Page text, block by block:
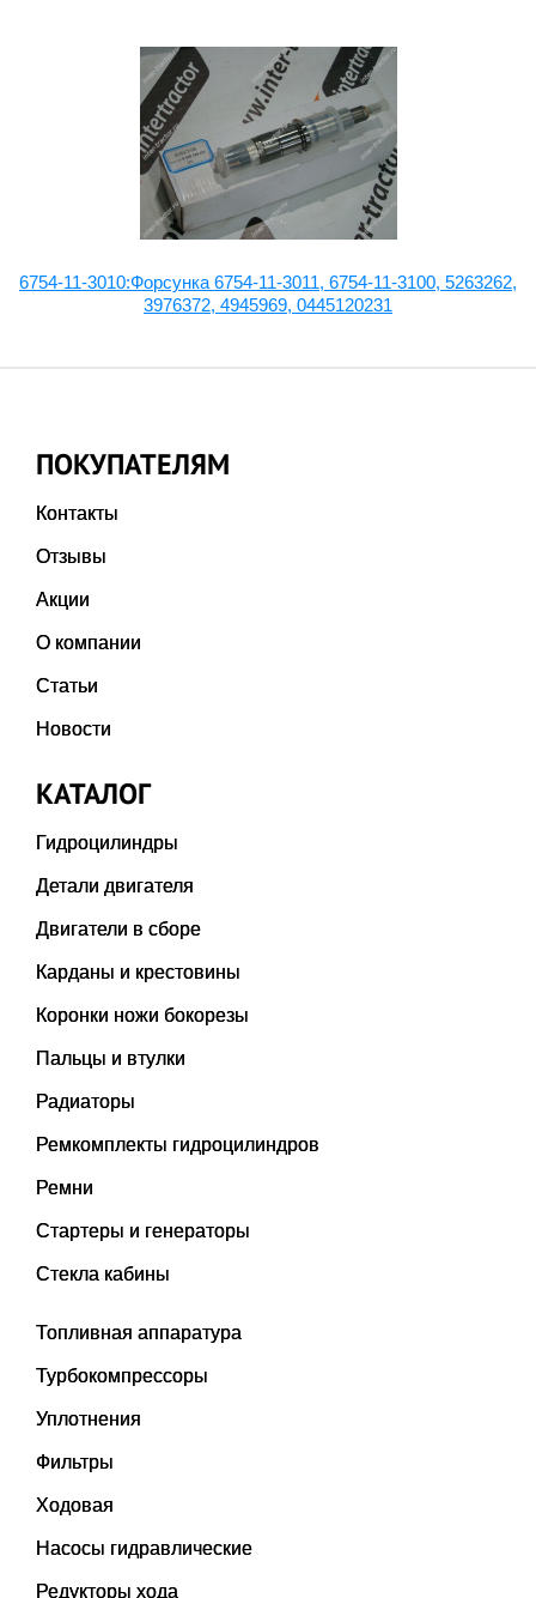
6754-11-3010:Форсунка 6754-11-3011, 6754-11-3100, 5263262,
3976372, 4945969, 0445120231
ПОКУПАТЕЛЯМ
Контакты
Отзывы
Акции
О компании
Статьи
Новости
КАТАЛОГ
Гидроцилиндры
Детали двигателя
Двигатели в сборе
Карданы и крестовины
Коронки ножи бокорезы
Пальцы и втулки
Радиаторы
Ремкомплекты гидроцилиндров
Ремни
Стартеры и генераторы
Стекла кабины
Топливная аппаратура
Турбокомпрессоры
Уплотнения
Фильтры
Ходовая
Насосы гидравлические
Редукторы хода